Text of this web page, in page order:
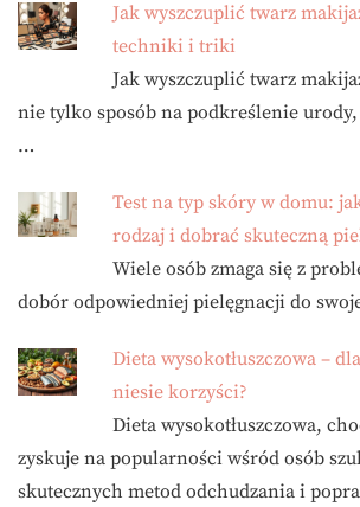
Jak wyszczuplić twarz
techniki i triki
Jak wyszczuplić twarz
nie tylko sposób na podkreślenie urody,
…
Test na typ skóry w domu:
rodzaj i dobrać skuteczną
Wiele osób zmaga się z
dobór odpowiedniej pielęgnacji do
Dieta wysokotłuszczowa –
niesie korzyści?
Dieta wysokotłuszczowa,
zyskuje na popularności wśród osób
skutecznych metod odchudzania i